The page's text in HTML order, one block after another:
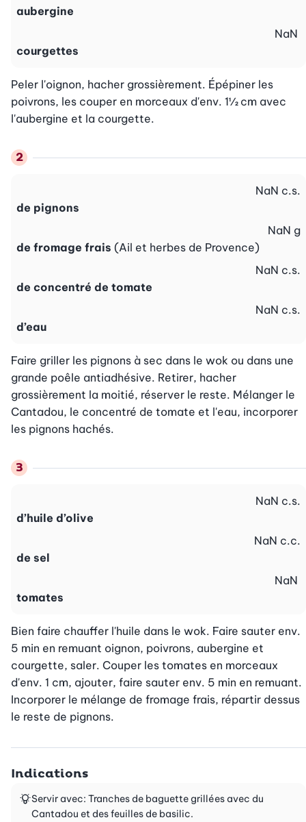
aubergine
courgettes
NaN
Peler l'oignon, hacher grossièrement. Épépiner les
poivrons, les couper en morceaux d'env. 1½ cm avec
l'aubergine et la courgette.
de pignons
NaN c.s.
de fromage frais (Ail et herbes de Provence)
NaN g
de concentré de tomate
NaN c.s.
d’eau
NaN c.s.
Faire griller les pignons à sec dans le wok ou dans une
grande poêle antiadhésive. Retirer, hacher
grossièrement la moitié, réserver le reste. Mélanger le
Cantadou, le concentré de tomate et l'eau, incorporer
les pignons hachés.
d’huile d’olive
NaN c.s.
de sel
NaN c.c.
tomates
NaN
Bien faire chauffer l'huile dans le wok. Faire sauter env.
5 min en remuant oignon, poivrons, aubergine et
courgette, saler. Couper les tomates en morceaux
d'env. 1 cm, ajouter, faire sauter env. 5 min en remuant.
Incorporer le mélange de fromage frais, répartir dessus
le reste de pignons.
Indications
Servir avec: Tranches de baguette grillées avec du
Cantadou et des feuilles de basilic.